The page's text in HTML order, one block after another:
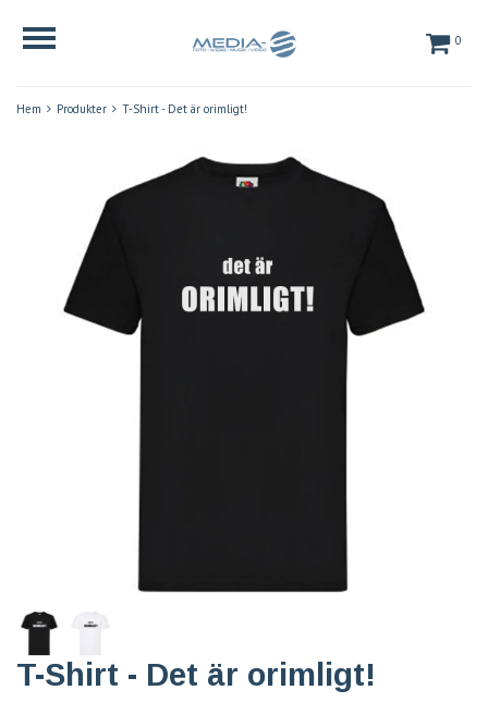
0
Hem Produkter T-Shirt - Det är orimligt!
T-Shirt - Det är orimligt!